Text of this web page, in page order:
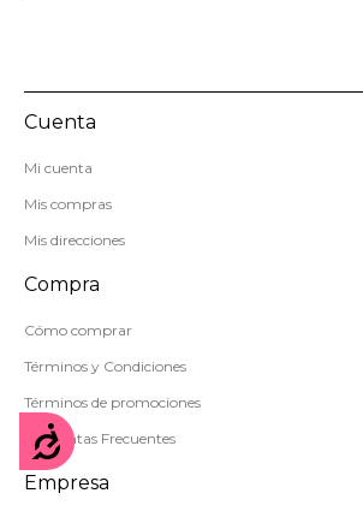
Accesibilidad
Cuenta
Mi cuenta
Mis compras
Mis direcciones
Compra
Cómo comprar
Términos y Condiciones
Términos de promociones
Preguntas Frecuentes
Empresa